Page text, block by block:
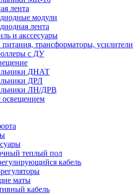
лента
модули
лента
и акссесуары
питания, трансформаторы, усилители
с ДУ
ДНАТ
ДРЛ
ЛН/ДРВ
освещением
теплый пол
кабель
маты
кабель